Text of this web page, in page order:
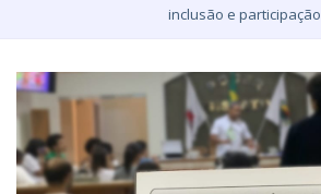
inclusão e participação